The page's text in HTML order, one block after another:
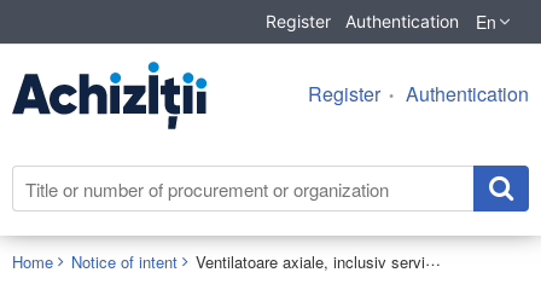
Register Authentication En
Register Authentication
Home Notice of intent Ventilatoare axiale, inclusiv servicii de montare, reglare și dare în exploatare